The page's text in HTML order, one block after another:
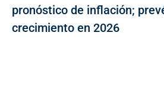
pronóstico de inflación;
crecimiento en 2026